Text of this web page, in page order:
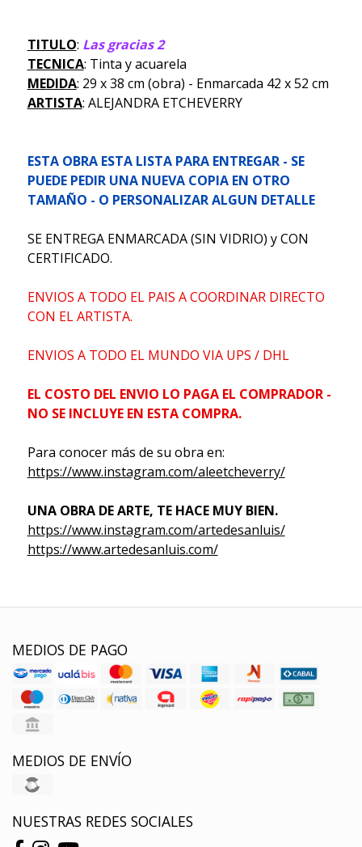
TITULO: Las gracias 2
TECNICA: Tinta y acuarela
MEDIDA: 29 x 38 cm (obra) - Enmarcada 42 x 52 cm
ARTISTA: ALEJANDRA ETCHEVERRY
ESTA OBRA ESTA LISTA PARA ENTREGAR - SE
PUEDE PEDIR UNA NUEVA COPIA EN OTRO
TAMAÑO - O PERSONALIZAR ALGUN DETALLE
SE ENTREGA ENMARCADA (SIN VIDRIO) y CON
CERTIFICADO.
ENVIOS A TODO EL PAIS A COORDINAR DIRECTO
CON EL ARTISTA.
ENVIOS A TODO EL MUNDO VIA UPS / DHL
EL COSTO DEL ENVIO LO PAGA EL COMPRADOR -
NO SE INCLUYE EN ESTA COMPRA.
Para conocer más de su obra en:
https://www.instagram.com/aleetcheverry/
UNA OBRA DE ARTE, TE HACE MUY BIEN.
https://www.instagram.com/artedesanluis/
https://www.artedesanluis.com/
MEDIOS DE PAGO
MEDIOS DE ENVÍO
NUESTRAS REDES SOCIALES